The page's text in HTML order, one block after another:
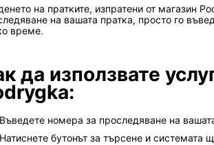
на пратките, изпратени от магазин
на вашата пратка, просто го
време.
да използвате
Въведете номера за проследяване на
Натиснете бутонът за търсене и